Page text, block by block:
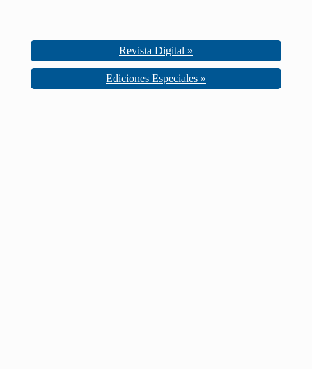
Revista Digital »
Ediciones Especiales »